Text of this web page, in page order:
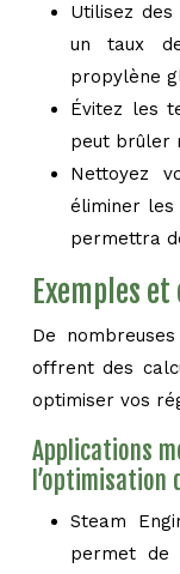
Utilisez des
un taux
propylène
Évitez les
peut brûler
Nettoyez
éliminer les
permettra
Exemples
De
offrent des
optimiser vos
Applications
l’optimisation
Steam
permet de